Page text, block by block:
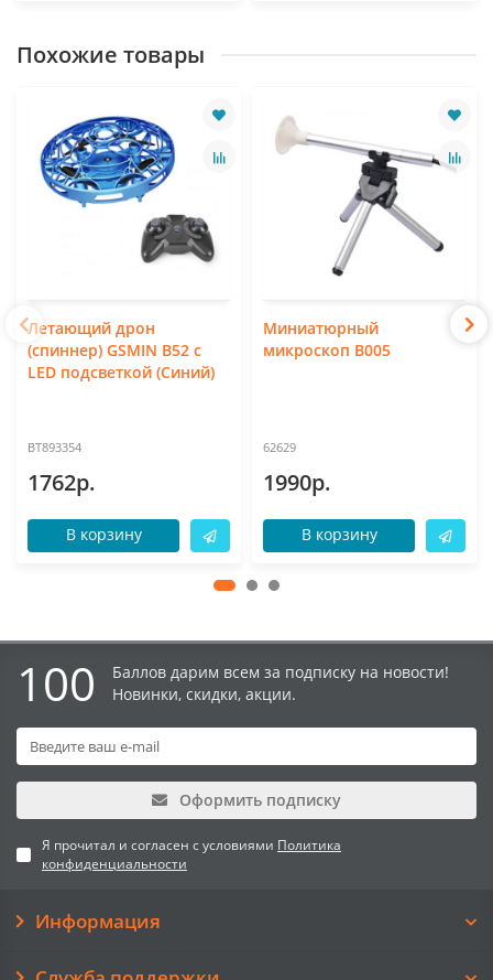
Похожие товары
Летающий дрон
(спиннер) GSMIN B52 c
LED подсветкой (Синий)
BT893354
1762р.
В корзину
Миниатюрный
микроскоп B005
62629
1990р.
В корзину
100
Баллов дарим всем за подписку на новости!
Новинки, скидки, акции.
Оформить подписку
Я прочитал и согласен с условиями Политика
конфиденциальности
Информация